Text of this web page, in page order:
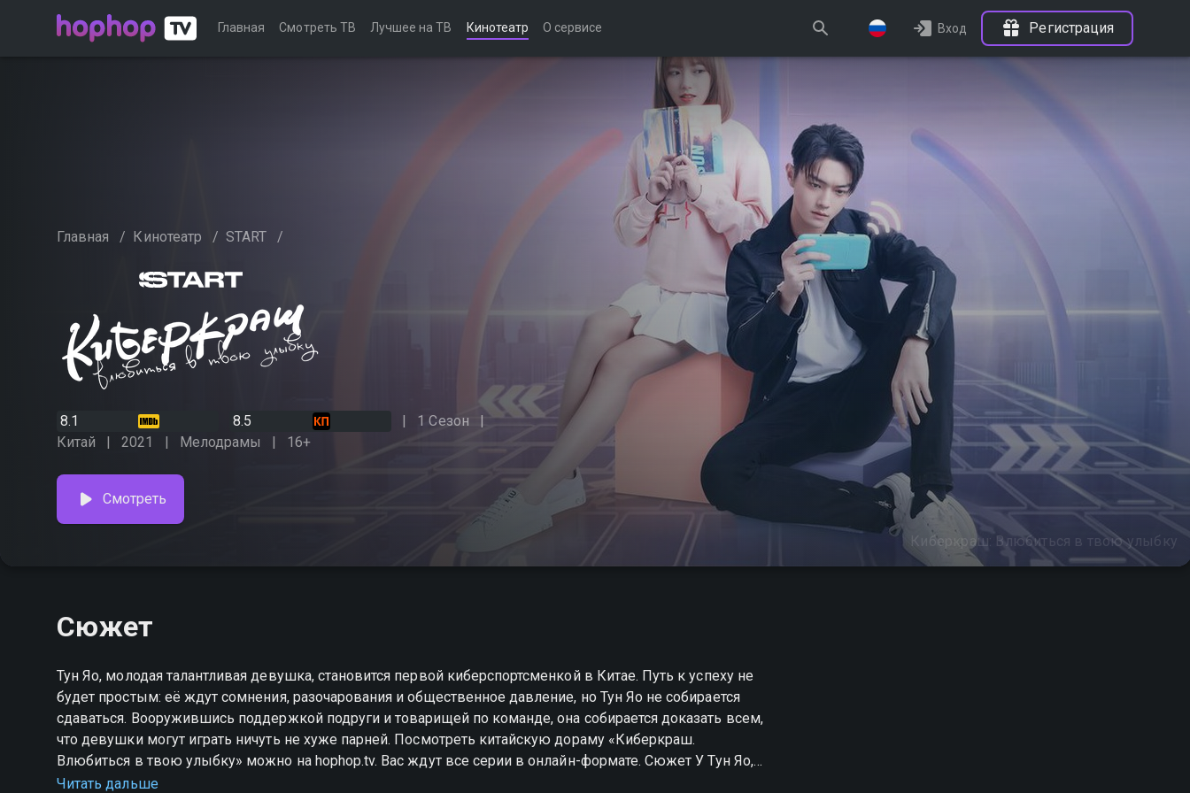
Главная Смотреть ТВ Лучшее на ТВ Кинотеатр О сервисе Вход Регистрация
Главная / Кинотеатр / START /
8.1 8.5
1 Сезон
Китай
2021 Мелодрамы 16+
Киберкраш: Влюбиться в твою улыбку
Смотреть
Сюжет
Тун Яо, молодая талантливая девушка, становится первой киберспортсменкой в Китае. Путь к успеху не
будет простым: её ждут сомнения, разочарования и общественное давление, но Тун Яо не собирается
сдаваться. Вооружившись поддержкой подруги и товарищей по команде, она собирается доказать всем,
что девушки могут играть ничуть не хуже парней. Посмотреть китайскую дораму «Киберкраш.
Влюбиться в твою улыбку» можно на hophop.tv. Вас ждут все серии в онлайн-формате. Сюжет У Тун Яо,
которая увлекается онлайн-играми и демонстрирует впечатляющие навыки, появляется возможность
Читать дальше